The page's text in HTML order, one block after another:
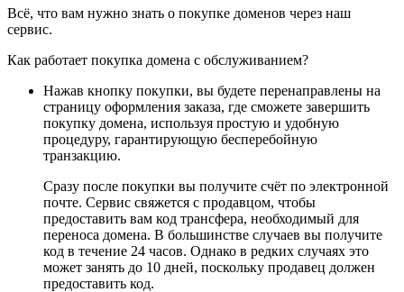
Всё, что вам нужно знать о покупке доменов через наш
сервис.
Как работает покупка домена с обслуживанием?
Нажав кнопку покупки, вы будете перенаправлены на
страницу оформления заказа, где сможете завершить
покупку домена, используя простую и удобную
процедуру, гарантирующую бесперебойную
транзакцию.
Сразу после покупки вы получите счёт по электронной
почте. Сервис свяжется с продавцом, чтобы
предоставить вам код трансфера, необходимый для
переноса домена. В большинстве случаев вы получите
код в течение 24 часов. Однако в редких случаях это
может занять до 10 дней, поскольку продавец должен
предоставить код.